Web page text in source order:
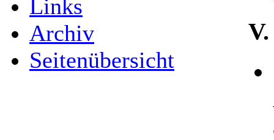
Links
Archiv
Seitenübersicht